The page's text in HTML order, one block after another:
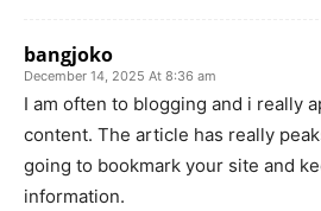
bangjoko
December 14, 2025 At 8:36 am
I am often to blogging and i really
content. The article has really
going to bookmark your site and
information.